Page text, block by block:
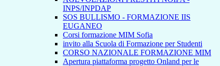
INPS/INPDAP
SOS BULLISMO - FORMAZIONE IIS
EUGANEO
Corsi formazione MIM Sofia
invito alla Scuola di Formazione per Studenti
CORSO NAZIONALE FORMAZIONE MIM
Apertura piattaforma progetto Onland per le